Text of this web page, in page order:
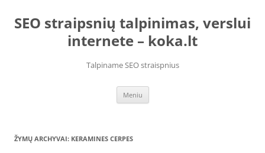
turinio
SEO straipsnių talpinimas, verslui
internete – koka.lt
Talpiname SEO straispnius
Meniu
ŽYMŲ ARCHYVAI: KERAMINES CERPES